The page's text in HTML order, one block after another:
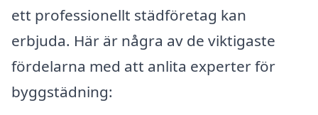
ett professionellt städföretag kan
erbjuda. Här är några av de viktigaste
fördelarna med att anlita experter för
byggstädning: